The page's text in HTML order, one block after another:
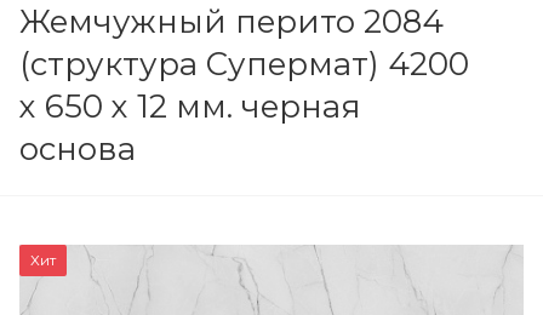
Жемчужный перито 2084
(структура Супермат) 4200
х 650 х 12 мм. черная
основа
Хит